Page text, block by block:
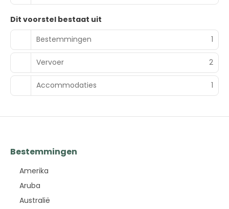
Dit voorstel bestaat uit
Bestemmingen
1
Vervoer 2
Accommodaties 1
Bestemmingen
Amerika
Aruba
Australië